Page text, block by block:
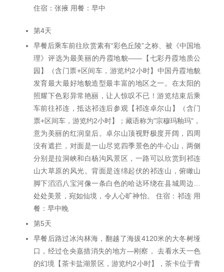
住宿：张掖 用餐：早中
第4天
早餐后乘车前往欣赏素有“彩色丘陵”之称、被《中国地
理》评选为最美丽的丹霞地貌——【七彩丹霞地质公
园】（含门票+区间车，游览约2小时】中国丹霞地貌
发育最大最好地貌造型最丰富的地区之一。在太阳的
照耀下色彩异常艳丽，让人惊叹不已！游览结束后乘
车前往祁连，抵达祁连后参观【祁连卓尔山】（含门
票+区间车，游览约2小时】；藏语称为"宗穆玛釉玛"，
意为美丽的红润皇后。卓尔山顶视野极度开阔，四周
没有遮拦，对面是一山尽览四季景色的牛心山，两侧
分别是拉洞峡和白杨沟风景区，一路可以欣赏到祁连
山大草原的风光。背面是连绵起伏的祁连山，俯瞰山
脚下滔滔八宝河像一条白色的哈达环绕在县城周边…
处处美景，宛如仙境，令人心旷神怡。 住宿：祁连 用
餐：早中晚
第5天
早餐后路过冰沟林海，翻越了海拔4120米的大冬树垭
口，经过仓央嘉措消失的地方—刚察， 去看水天一色
的幻境【茶卡盐湖景区，游览约2小时】，茶卡位于青